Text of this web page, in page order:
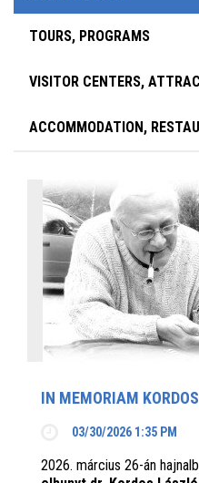
TOURS, PROGRAMS
VISITOR CENTERS,
ACCOMMODATION,
IN MEMORIAM
03/30/2026 1:35 PM
2026. március 26-án